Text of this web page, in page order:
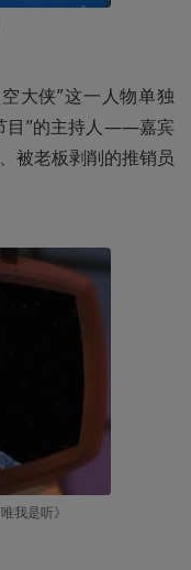
大侠”这一人物单独
目”的主持人——嘉宾
被老板剥削的推销员
我是听》